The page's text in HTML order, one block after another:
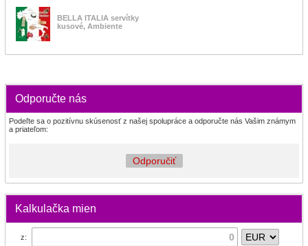
BELLA ITALIA servítky
kusové, Ambiente
Odporučte nás
Podeľte sa o pozitívnu skúsenosť z našej spolupráce a odporučte nás Vašim známym
a priateľom:
Odporučiť
Kalkulačka mien
z: